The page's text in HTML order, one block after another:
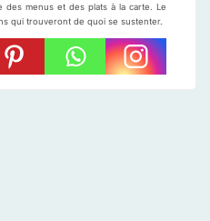
des menus et des plats à la carte. Le
qui trouveront de quoi se sustenter.